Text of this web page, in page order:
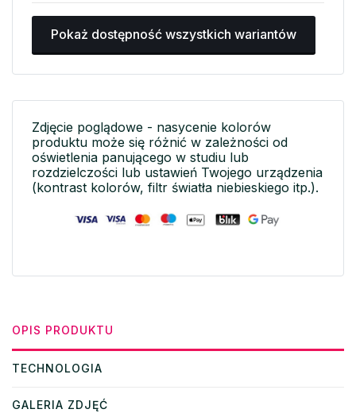
Pokaż dostępność wszystkich wariantów
Zdjęcie poglądowe - nasycenie kolorów
produktu może się różnić w zależności od
oświetlenia panującego w studiu lub
rozdzielczości lub ustawień Twojego urządzenia
(kontrast kolorów, filtr światła niebieskiego itp.).
OPIS PRODUKTU
TECHNOLOGIA
GALERIA ZDJĘĆ